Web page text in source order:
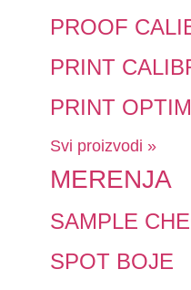
PROOF
PRINT
PRINT
Svi proizvodi »
MERENJA
SAMPLE
SPOT BOJE